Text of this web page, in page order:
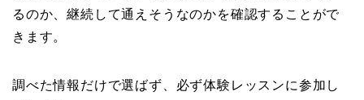
るのか、継続して通えそうなのかを確認することがで
きます。
調べた情報だけで選ばず、必ず体験レッスンに参加し